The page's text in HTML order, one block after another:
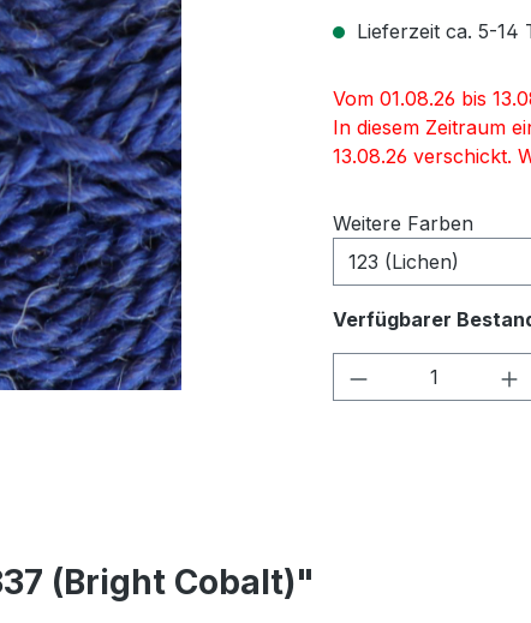
Lieferzeit ca. 5-14
Vom 01.08.26 bis
In diesem Zeitraum
13.08.26 verschickt.
Weitere Farben
123 (Lichen)
Verfügbarer
Produkt
(Bright Cobalt)"